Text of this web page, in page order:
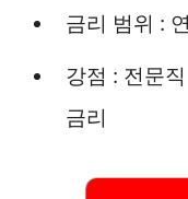
금리 범위 :
강점 : 전문
금리